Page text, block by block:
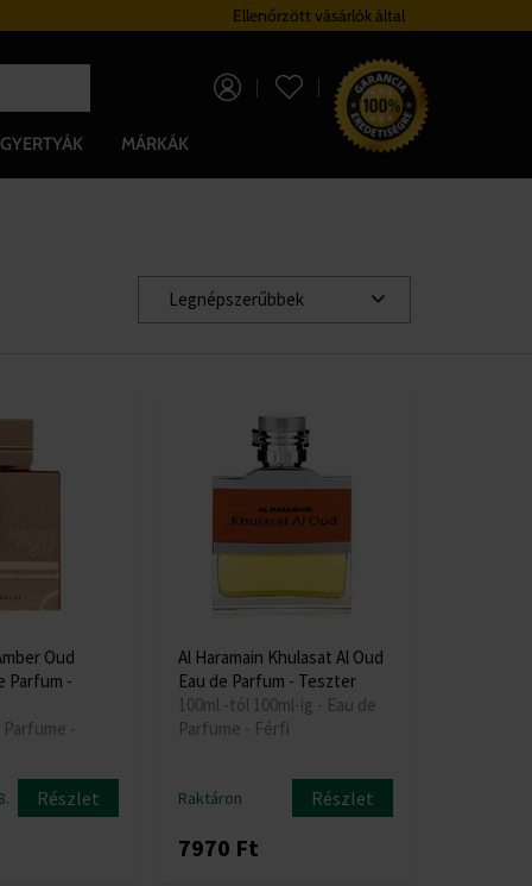
Ellenőrzött vásárlók által
0 Ft
GYERTYÁK MÁRKÁK
Legnépszerűbbek
Oud
Parfum -
Parfume -
Részlet
Al Haramain Khulasat Al Oud
Eau de Parfum - Teszter
100ml -tól 100ml-ig - Eau de
Parfume - Férfi
Raktáron Részlet
7970 Ft